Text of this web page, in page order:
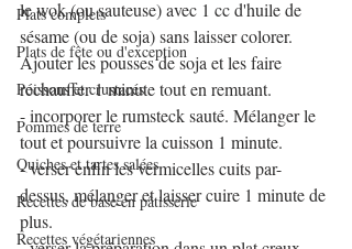
Plats complets
Plats de fête ou d'exception
Poissons et crustacés
Pommes de terre
Quiches et tartes salées
Recettes de base en pâtisserie
Recettes végétariennes
le wok (ou sauteuse) avec 1 cc d'huile de
sésame (ou de soja) sans laisser colorer.
Ajouter les pousses de soja et les faire
réchauffer 1 minute tout en remuant.
- incorporer le rumsteck sauté. Mélanger le
tout et poursuivre la cuisson 1 minute.
- verser enfin les vermicelles cuits par-
dessus, mélanger et laisser cuire 1 minute de
plus.